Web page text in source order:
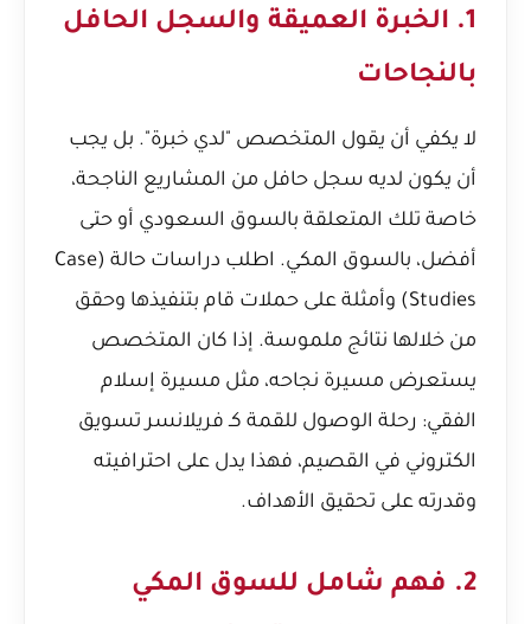
1. الخبرة العميقة والسجل الحافل
بالنجاحات
لا يكفي أن يقول المتخصص "لدي خبرة". بل يجب
أن يكون لديه سجل حافل من المشاريع الناجحة،
خاصة تلك المتعلقة بالسوق السعودي أو حتى
أفضل، بالسوق المكي. اطلب دراسات حالة (Case
Studies) وأمثلة على حملات قام بتنفيذها وحقق
من خلالها نتائج ملموسة. إذا كان المتخصص
يستعرض مسيرة نجاحه، مثل مسيرة إسلام
الفقي: رحلة الوصول للقمة كـ فريلانسر تسويق
الكتروني في القصيم، فهذا يدل على احترافيته
وقدرته على تحقيق الأهداف.
2. فهم شامل للسوق المكي